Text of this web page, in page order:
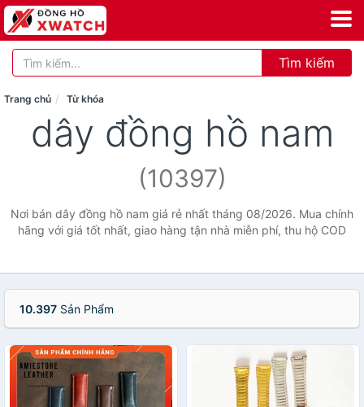
Tìm kiếm
Trang chủ Từ khóa
dây đồng hồ nam
(10397)
Nơi bán dây đồng hồ nam giá rẻ nhất tháng 08/2026. Mua chính
hãng với giá tốt nhất, giao hàng tận nhà miễn phí, thu hộ COD
10.397 Sản Phẩm